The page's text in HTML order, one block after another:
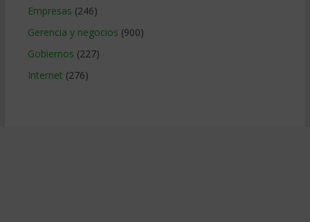
Empresas (246)
Gerencia y negocios (900)
Gobiernos (227)
Internet (276)